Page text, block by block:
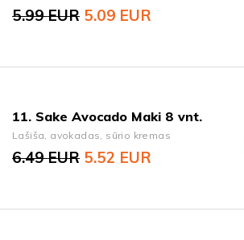
5.99EUR
Original price was: 5.99 EUR.
5.09 EUR
Current price is: 5.09 EUR.
11. Sake Avocado Maki 8 vnt.
Lašiša, avokadas, sūrio kremas
6.49EUR
Original price was: 6.49 EUR.
5.52 EUR
Current price is: 5.52 EUR.